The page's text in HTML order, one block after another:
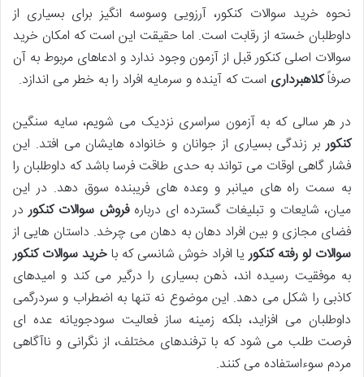
نحوه خرید سوالات کنکور، آرزویی وسوسه انگیز برای بسیاری از
داوطلبان خسته از رقابت است. اما حقیقت این است که امکان خرید
سوالات اصلی کنکور قبل از آزمون وجود ندارد و ادعاهای مربوط به آن
صرفاًکلاهبرداری است که آینده و سرمایه افراد را به خطر می اندازد.
در هر سالی که به آزمون سراسری نزدیک می شویم، سایه سنگین
کنکوربر زندگی بسیاری از جوانان و خانواده هایشان می افتد. این
فشار گاهی اوقات می تواند به حدی طاقت فرسا باشد که داوطلبان را
به سمت راه های میانبر و وعده های فریبنده سوق دهد. در این
میان، شایعات و تبلیغات گسترده ای دربارهفروش سوالات کنکوردر
فضای مجازی و بین افراد دهان به دهان می چرخد. داستان هایی از
سوالات لو رفته کنکوریا افراد خوش شانسی که باخرید سوالات کنکور
به موفقیت رسیده اند، ذهن بسیاری را درگیر می کند و امیدهای
کاذبی را شکل می دهد. این موضوع نه تنها به اضطراب و سردرگمی
داوطلبان می افزاید، بلکه زمینه ساز فعالیت سودجویانه عده ای
فرصت طلب می شود که با ترفندهای مختلف، از نگرانی و ناآگاهی
مردم سوءاستفاده می کنند.